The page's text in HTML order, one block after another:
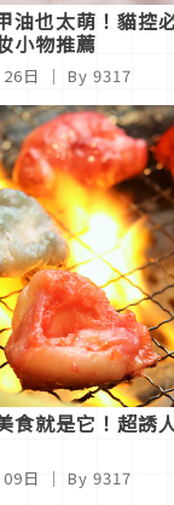
油也太萌！貓控
小物推薦
日 ｜ By 9317
食就是它！超誘
日 ｜ By 9317